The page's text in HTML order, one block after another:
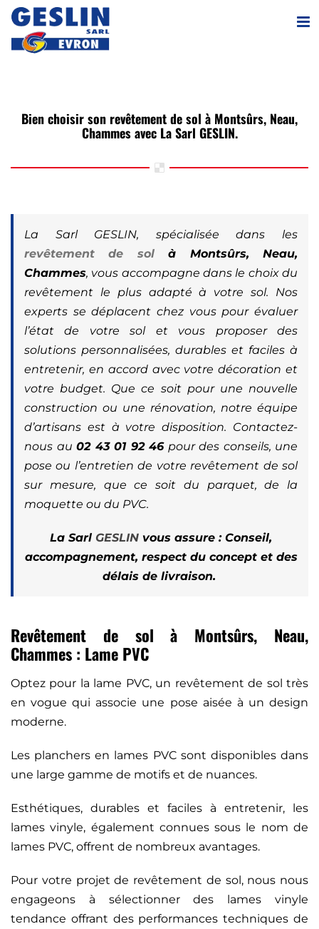
Passer
contenu
Bien choisir son revêtement de sol à Montsûrs, Neau,
Chammes avec La Sarl GESLIN.
La Sarl GESLIN, spécialisée dans les
revêtement de solà Montsûrs, Neau,
Chammes, vous accompagne dans le choix du
revêtement le plus adapté à votre sol. Nos
experts se déplacent chez vous pour évaluer
l’état de votre sol et vous proposer des
solutions personnalisées, durables et faciles à
entretenir, en accord avec votre décoration et
votre budget. Que ce soit pour une nouvelle
construction ou une rénovation, notre équipe
d’artisans est à votre disposition. Contactez-
nous au 02 43 01 92 46pour des conseils, une
pose ou l’entretien de votre revêtement de sol
sur mesure, que ce soit du parquet, de la
moquette ou du PVC.
La Sarl GESLIN vous assure : Conseil,
accompagnement, respect du concept et des
délais de livraison.
Revêtement de sol à Montsûrs, Neau,
Chammes : Lame PVC
Optez pour la lame PVC, un revêtement de sol très
en vogue qui associe une pose aisée à un design
moderne.
Les planchers en lames PVC sont disponibles dans
une large gamme de motifs et de nuances.
Esthétiques, durables et faciles à entretenir, les
lames vinyle, également connues sous le nom de
lames PVC, offrent de nombreux avantages.
Pour votre projet de revêtement de sol, nous nous
engageons à sélectionner des lames vinyle
tendance offrant des performances techniques de